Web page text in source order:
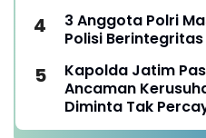
3 Anggota Polri
Polisi
Kapolda Jatim
Ancaman
Diminta Tak